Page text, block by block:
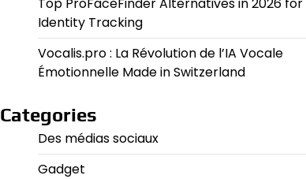
Identity Tracking
Vocalis.pro : La Révolution de l’IA Vocale
Émotionnelle Made in Switzerland
Categories
Des médias sociaux
Gadget